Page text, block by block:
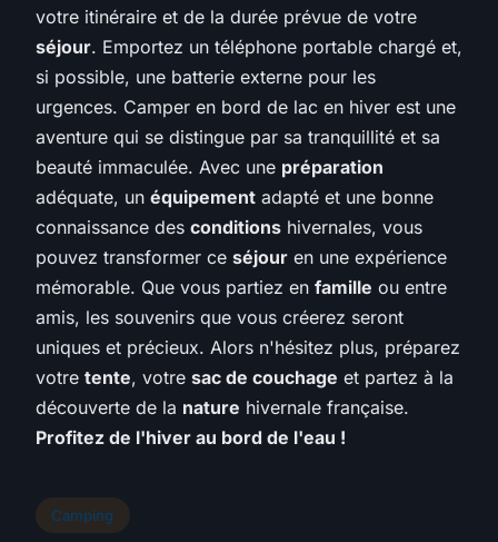
votre itinéraire et de la durée prévue de votre
séjour. Emportez un téléphone portable chargé et,
si possible, une batterie externe pour les
urgences. Camper en bord de lac en hiver est une
aventure qui se distingue par sa tranquillité et sa
beauté immaculée. Avec une préparation
adéquate, un équipement adapté et une bonne
connaissance des conditions hivernales, vous
pouvez transformer ce séjour en une expérience
mémorable. Que vous partiez en famille ou entre
amis, les souvenirs que vous créerez seront
uniques et précieux. Alors n'hésitez plus, préparez
votre tente, votre sac de couchage et partez à la
découverte de la nature hivernale française.
Profitez de l'hiver au bord de l'eau !
Camping